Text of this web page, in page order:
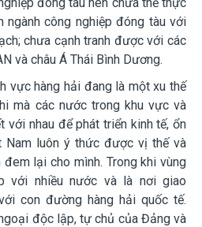
ngành công nghiệp đóng tàu với
chưa cạnh tranh được với các
và châu Á Thái Bình Dương.
vực hàng hải đang là một xu thế
mà các nước trong khu vực và
với nhau để phát triển kinh tế, ổn
Nam luôn ý thức được vị thế và
lại cho mình. Trong khi vùng
với nhiều nước và là nơi giao
con đường hàng hải quốc tế.
độc lập, tự chủ của Đảng và